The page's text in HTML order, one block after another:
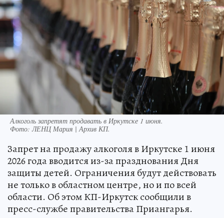
Алкоголь запретят продавать в Иркутске 1 июня.
Фото:ЛЕНЦ Мария | Архив КП.
Запрет на продажу алкоголя в Иркутске 1 июня
2026 года вводится из-за празднования Дня
защиты детей. Ограничения будут действовать
не только в областном центре, но и по всей
области. Об этом КП-Иркутск сообщили в
пресс-службе правительства Приангарья.